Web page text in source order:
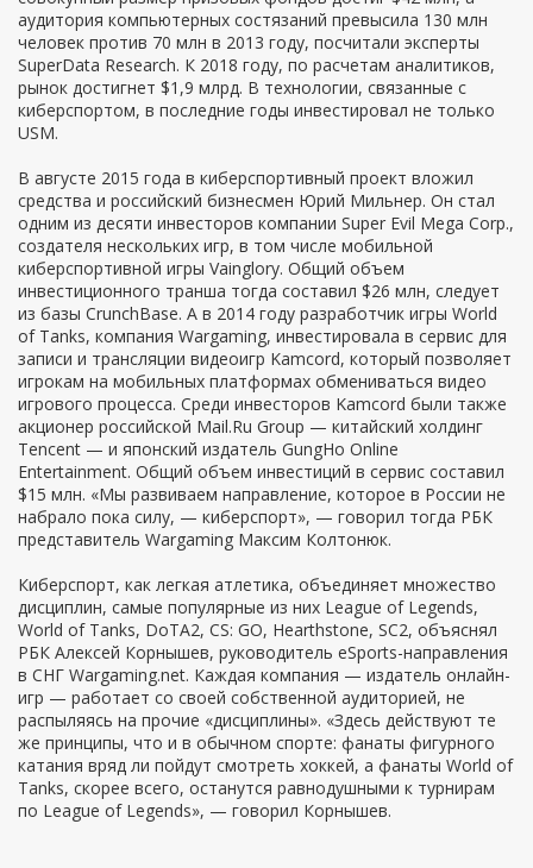
аудитория компьютерных состязаний превысила 130 млн
человек против 70 млн в 2013 году, посчитали эксперты
SuperData Research. К 2018 году, по расчетам аналитиков,
рынок достигнет $1,9 млрд. В технологии, связанные с
киберспортом, в последние годы инвестировал не только
USM.
В августе 2015 года в киберспортивный проект вложил
средства и российский бизнесмен Юрий Мильнер. Он стал
одним из десяти инвесторов компании Super Evil Mega Corp.,
создателя нескольких игр, в том числе мобильной
киберспортивной игры Vainglory. Общий объем
инвестиционного транша тогда составил $26 млн, следует
из базы CrunchBase. А в 2014 году разработчик игры World
of Tanks, компания Wargaming, инвестировала в сервис для
записи и трансляции видеоигр Kamcord, который позволяет
игрокам на мобильных платформах обмениваться видео
игрового процесса. Среди инвесторов Kamcord были также
акционер российской Mail.Ru Group — китайский холдинг
Tencent — и японский издатель GungHo Online
Entertainment. Общий объем инвестиций в сервис составил
$15 млн. «Мы развиваем направление, которое в России не
набрало пока силу, — киберспорт», — говорил тогда РБК
представитель Wargaming Максим Колтонюк.
Киберспорт, как легкая атлетика, объединяет множество
дисциплин, самые популярные из них League of Legends,
World of Tanks, DoTA2, CS: GO, Hearthstone, SC2, объяснял
РБК Алексей Корнышев, руководитель eSports-направления
в СНГ Wargaming.net. Каждая компания — издатель онлайн-
игр — работает со своей собственной аудиторией, не
распыляясь на прочие «дисциплины». «Здесь действуют те
же принципы, что и в обычном спорте: фанаты фигурного
катания вряд ли пойдут смотреть хоккей, а фанаты World of
Tanks, скорее всего, останутся равнодушными к турнирам
по League of Legends», — говорил Корнышев.